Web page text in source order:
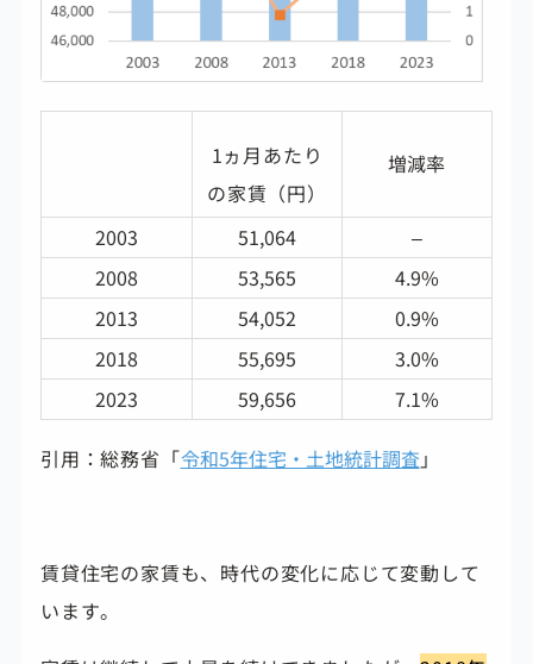
1ヵ月あたり
の家賃（円）
増減率
2003 51,064
–
2008
53,565
4.9%
2013
54,052
0.9%
2018
55,695
3.0%
2023
59,656 7.1%
引用：総務省「令和5年住宅・土地統計調査 」
賃貸住宅の家賃も、時代の変化に応じて変動して
います。